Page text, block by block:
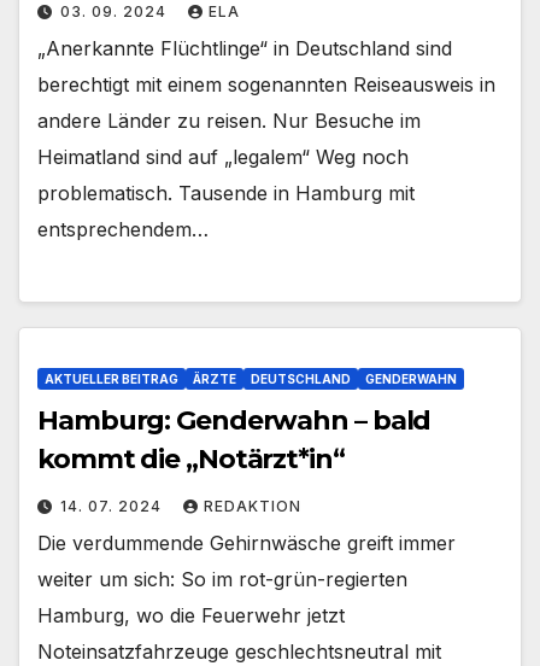
03. 09. 2024 ELA
„Anerkannte Flüchtlinge“ in Deutschland sind
berechtigt mit einem sogenannten Reiseausweis in
andere Länder zu reisen. Nur Besuche im
Heimatland sind auf „legalem“ Weg noch
problematisch. Tausende in Hamburg mit
entsprechendem…
AKTUELLER BEITRAG ÄRZTE DEUTSCHLAND GENDERWAHN
Hamburg: Genderwahn – bald
kommt die „Notärzt*in“
14. 07. 2024 REDAKTION
Die verdummende Gehirnwäsche greift immer
weiter um sich: So im rot-grün-regierten
Hamburg, wo die Feuerwehr jetzt
Noteinsatzfahrzeuge geschlechtsneutral mit